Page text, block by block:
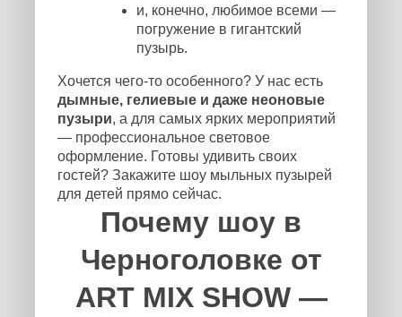
и, конечно, любимое всеми —
погружение в гигантский
пузырь.
Хочется чего-то особенного? У нас есть
дымные, гелиевые и даже неоновые
пузыри, а для самых ярких мероприятий
— профессиональное световое
оформление. Готовы удивить своих
гостей? Закажите шоу мыльных пузырей
для детей прямо сейчас.
Почему шоу в
Черноголовке от
ART MIX SHOW —